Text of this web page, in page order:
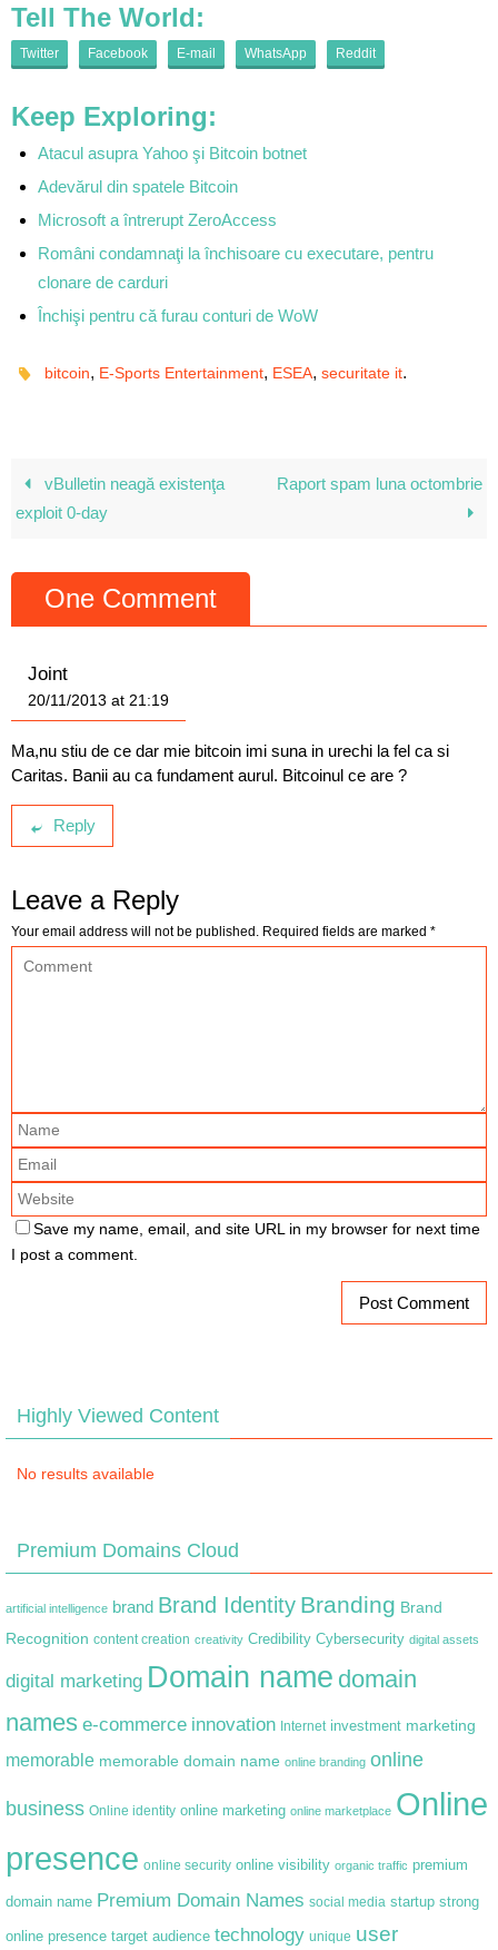
Tell The World:
Twitter Facebook E-mail WhatsApp Reddit
Keep Exploring:
Atacul asupra Yahoo şi Bitcoin botnet
Adevărul din spatele Bitcoin
Microsoft a întrerupt ZeroAccess
Români condamnaţi la închisoare cu executare, pentru
clonare de carduri
Închişi pentru că furau conturi de WoW
bitcoin, E-Sports Entertainment, ESEA,securitate it.
vBulletin neagă existenţa
exploit 0-day
Raport spam luna octombrie
One Comment
Joint
20/11/2013 at 21:19
Ma,nu stiu de ce dar mie bitcoin imi suna in urechi la fel ca si
Caritas. Banii au ca fundament aurul. Bitcoinul ce are ?
Reply
Leave a Reply
Your email address will not be published. Required fields are marked *
Save my name, email, and site URL in my browser for next time
I post a comment.
Highly Viewed Content
No results available
Premium Domains Cloud
artificial intelligence brand Brand Identity Branding Brand
Recognition content creation creativity Credibility Cybersecurity digital assets
digital marketing Domain name domain
names e-commerce innovation Internet investment marketing
memorable memorable domain name online branding online
business Online identity online marketing online marketplace Online
presence online security online visibility organic traffic premium
domain name Premium Domain Names social media startup strong
online presence target audience technology unique user